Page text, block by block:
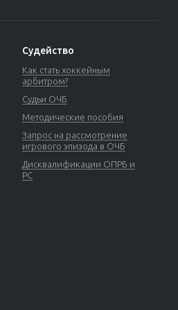
Судейство
Как стать хоккейным
арбитром?
Судьи ОЧБ
Методические пособия
Запрос на рассмотрение
игрового эпизода в ОЧБ
Дисквалификации ОПРБ и
РС